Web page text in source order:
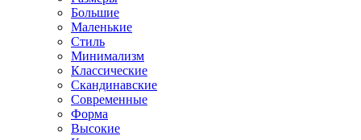
Большие
Маленькие
Стиль
Минимализм
Классические
Скандинавские
Современные
Форма
Высокие